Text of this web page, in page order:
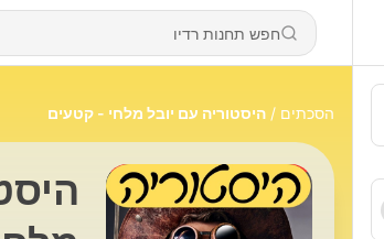
הסכתים היסטוריה עם יובל מלחי - קטעים